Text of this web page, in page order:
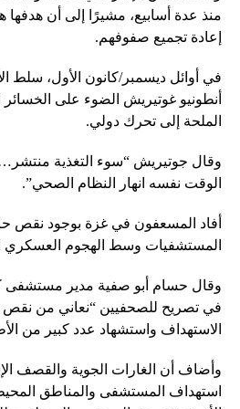
منذ عدة أسابيع، مشيرًا إلى أن
إعادة تجميع صفوفهم.
في أوائل ديسمبر/كانون الأول، سلط
أنطونيو غوتيريش الضوء على
الملحة إلى تحرك دولي.
وقال جوتيريش “سوء التغذية
الوقت نفسه انهار النظام الصحي”.
أفاد المسعفون في غزة بوجود نقص
المستشفيات وسط الهجوم العسكري
وقال حسام أبو صفية مدير
في تصريح للصحفيين “نعاني من نقص
الاستهداف واستشهاد عدد كبير من
وأضاف أن الغارات الجوية والقصف
استهداف المستشفى والمناطق